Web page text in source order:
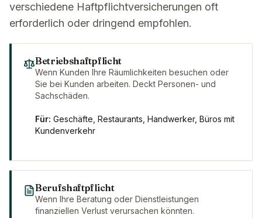
verschiedene Haftpflichtversicherungen oft
erforderlich oder dringend empfohlen.
Betriebshaftpflicht
Wenn Kunden Ihre Räumlichkeiten besuchen oder
Sie bei Kunden arbeiten. Deckt Personen- und
Sachschäden.
Für: Geschäfte, Restaurants, Handwerker, Büros mit
Kundenverkehr
Berufshaftpflicht
Wenn Ihre Beratung oder Dienstleistungen
finanziellen Verlust verursachen könnten.